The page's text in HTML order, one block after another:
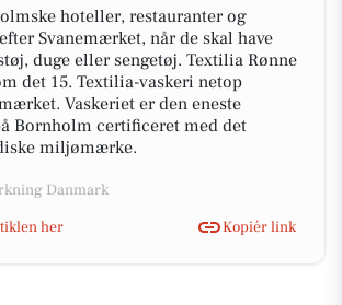
hoteller, restauranter og
Svanemærket, når de skal have
duge eller sengetøj. Textilia Rønne
det 15. Textilia-vaskeri netop
Vaskeriet er den eneste
Bornholm certificeret med det
miljømærke.
Danmark
her
Kopiér link